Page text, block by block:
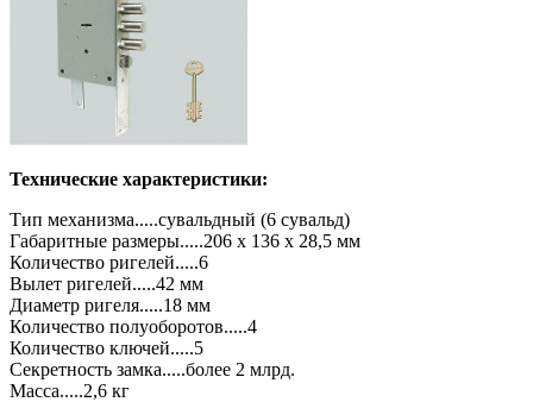
Технические характеристики:
Тип механизма.....сувальдный (6 сувальд)
Габаритные размеры.....206 х 136 х 28,5 мм
Количество ригелей.....6
Вылет ригелей.....42 мм
Диаметр ригеля.....18 мм
Количество полуоборотов.....4
Количество ключей.....5
Секретность замка.....более 2 млрд.
Масса.....2,6 кг